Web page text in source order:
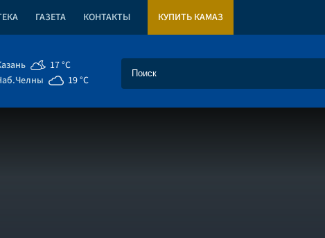
ГАЗЕТА КОНТАКТЫ КУПИТЬ КАМАЗ
17 °C
19 °C